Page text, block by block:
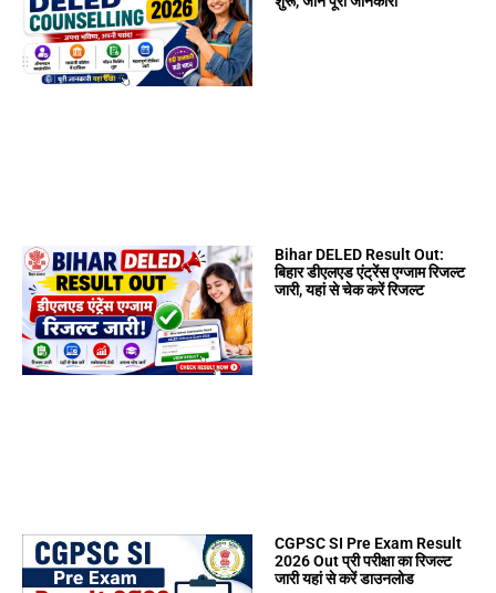
Bihar DELED Result Out:
बिहार डीएलएड एंट्रेंस एग्जाम रिजल्ट
जारी, यहां से चेक करें रिजल्ट
CGPSC SI Pre Exam Result
2026 Out प्री परीक्षा का रिजल्ट
जारी यहां से करें डाउनलोड